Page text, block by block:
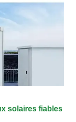
solaires fiables